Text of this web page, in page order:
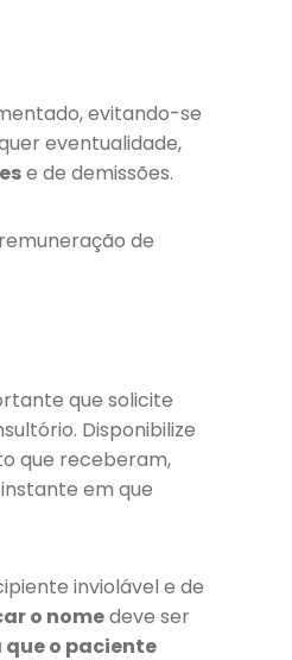
evitando-se
eventualidade,
e de demissões.
de
que solicite
Disponibilize
que receberam,
em que
inviolável e de
o nomedeve ser
o paciente